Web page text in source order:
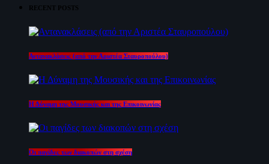
RECENT POSTS
Αντανακλάσεις (από την Αριστέα Σταυροπούλου)
Η Δύναμη της Μουσικής και της Επικοινωνίας
Οι παγίδες των διακοπών στη σχέση